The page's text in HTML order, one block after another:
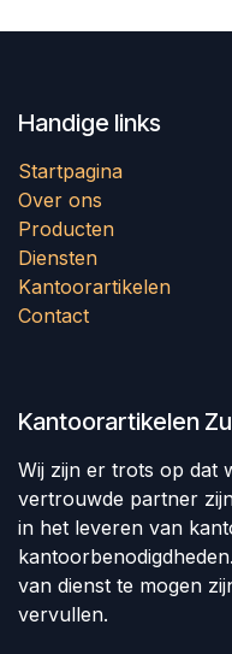
Handige links
Startpagina
Over ons
Producten
Diensten
Kantoorartikelen
Contact
Kantoorartikelen
Wij zijn er trots op dat
vertrouwde partner
in het leveren van
van dienst te mogen
vervullen.